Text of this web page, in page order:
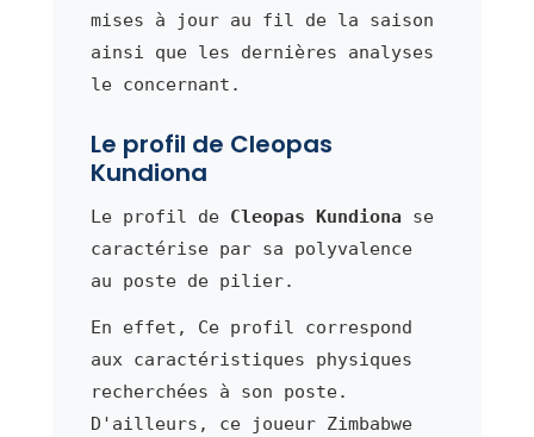
mises à jour au fil de la saison
ainsi que les dernières analyses
le concernant.
Le profil de Cleopas
Kundiona
Le profil de Cleopas Kundiona se
caractérise par sa polyvalence
au poste de pilier.
En effet, Ce profil correspond
aux caractéristiques physiques
recherchées à son poste.
D'ailleurs, ce joueur Zimbabwe